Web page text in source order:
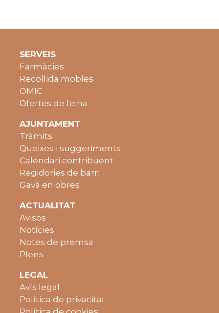
SERVEIS
Farmàcies
Recollida mobles
OMIC
Ofertes de feina
AJUNTAMENT
Tràmits
Queixes i suggeriments
Calendari contribuent
Regidories de barri
Gavà en obres
ACTUALITAT
Avisos
Notícies
Notes de premsa
Plens
LEGAL
Avís legal
Política de privacitat